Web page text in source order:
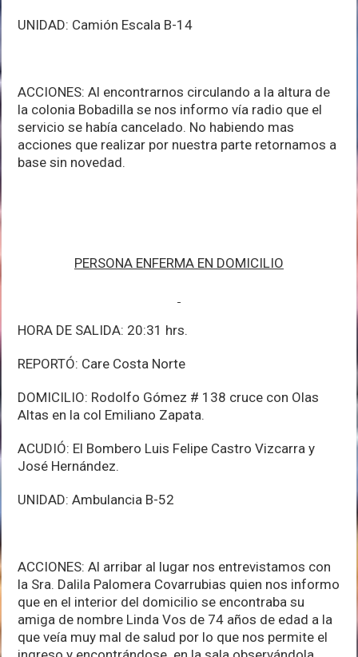
UNIDAD: Camión Escala B-14
ACCIONES: Al encontrarnos circulando a la altura de
la colonia Bobadilla se nos informo vía radio que el
servicio se había cancelado. No habiendo mas
acciones que realizar por nuestra parte retornamos a
base sin novedad.
PERSONA ENFERMA EN DOMICILIO
HORA DE SALIDA: 20:31 hrs.
REPORTÓ: Care Costa Norte
DOMICILIO: Rodolfo Gómez # 138 cruce con Olas
Altas en la col Emiliano Zapata.
ACUDIÓ: El Bombero Luis Felipe Castro Vizcarra y
José Hernández.
UNIDAD: Ambulancia B-52
ACCIONES: Al arribar al lugar nos entrevistamos con
la Sra. Dalila Palomera Covarrubias quien nos informo
que en el interior del domicilio se encontraba su
amiga de nombre Linda Vos de 74 años de edad a la
que veía muy mal de salud por lo que nos permite el